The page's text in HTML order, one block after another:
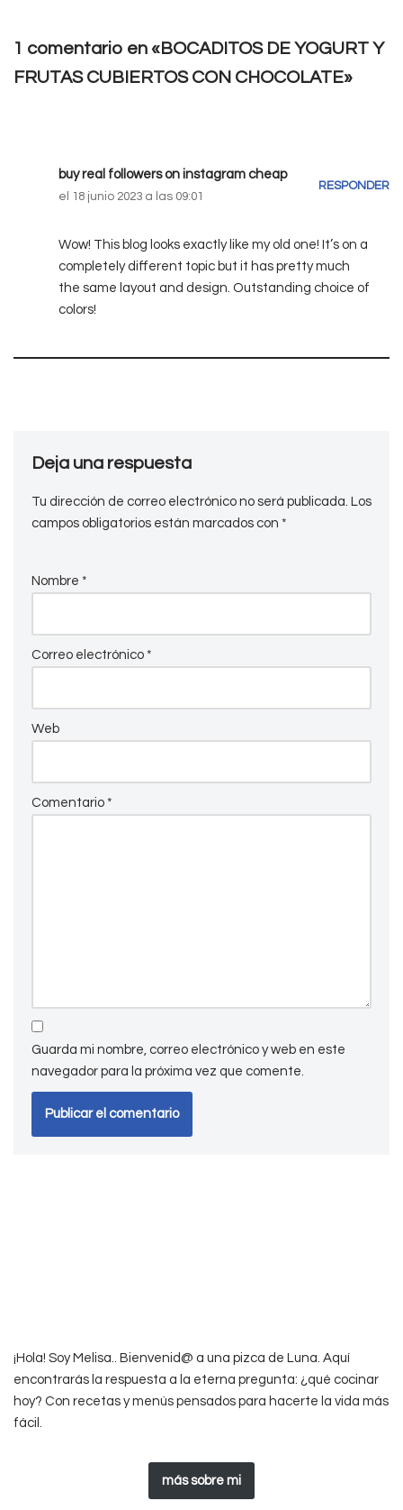
1 comentario en «BOCADITOS DE YOGURT Y
FRUTAS CUBIERTOS CON CHOCOLATE»
buy real followers on instagram cheap
el 18 junio 2023 a las 09:01
RESPONDER
Wow! This blog looks exactly like my old one! It’s on a
completely different topic but it has pretty much
the same layout and design. Outstanding choice of
colors!
Deja una respuesta
Tu dirección de correo electrónico no será publicada. Los
campos obligatorios están marcados con *
Nombre *
Correo electrónico *
Web
Comentario *
Guarda mi nombre, correo electrónico y web en este
navegador para la próxima vez que comente.
¡Hola! Soy Melisa.. Bienvenid@ a una pizca de Luna. Aquí
encontrarás la respuesta a la eterna pregunta: ¿qué cocinar
hoy? Con recetas y menús pensados para hacerte la vida más
fácil.
más sobre mi